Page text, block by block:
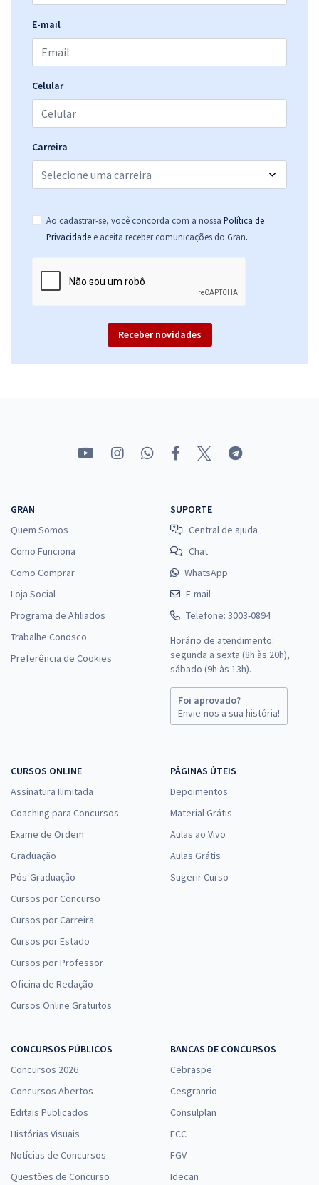
Prefeitura de Santos - SP - Farmacêutico (Pós-edital)
39,86
Prefeitura de Santos - SP - Motorista (Pós-Edital)
R$ 267,84à vista
Comprar
Edital)
à vista
R$29,86
Economize R$ 89,58 (-20%)
Comprar
cargos Arquiteto, Engenheiro Agrônomo, Engenheiro Civil,
Engenheiro Mecânico, Engenheiro Sanitarista e Fiscal Ambiental
(Pós-Edital)
R$22,32
Comprar
Prefeitura de Santos - SP - Conhecimentos Básicos para os Cargos
PGM Santos/SP - Procurador Municipal
à vista
R$65,99
Economize R$ 197,96 (-20%)
Comprar
E-mail
Celular
Carreira
Ao cadastrar-se, você concorda com a nossa Política de
Privacidade e aceita receber comunicações do Gran.
Receber novidades
GRAN
Quem Somos
Como Funciona
Como Comprar
Loja Social
Programa de Afiliados
Trabalhe Conosco
Preferência de Cookies
SUPORTE
Central de ajuda
Chat
WhatsApp
E-mail
Telefone: 3003-0894
Horário de atendimento:
segunda a sexta (8h às 20h),
sábado (9h às 13h).
Foi aprovado?
Envie-nos a sua história!
CURSOS ONLINE
Assinatura Ilimitada
Coaching para Concursos
Exame de Ordem
Graduação
Pós-Graduação
Cursos por Concurso
Cursos por Carreira
Cursos por Estado
Cursos por Professor
Oficina de Redação
Cursos Online Gratuitos
PÁGINAS ÚTEIS
Depoimentos
Material Grátis
Aulas ao Vivo
Aulas Grátis
Sugerir Curso
CONCURSOS PÚBLICOS
Concursos 2026
Concursos Abertos
Editais Publicados
Histórias Visuais
Notícias de Concursos
Questões de Concurso
BANCAS DE CONCURSOS
Cebraspe
Cesgranrio
Consulplan
FCC
FGV
Idecan